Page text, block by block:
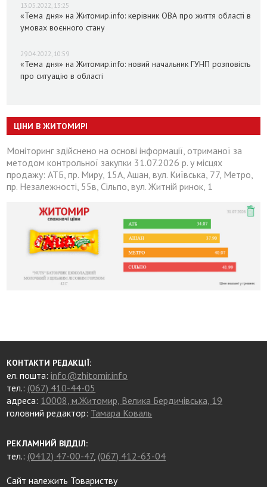
13.05.2022, 13:25
«Тема дня» на Житомир.info: керівник ОВА про життя області в
умовах воєнного стану
29.04.2022, 10:59
«Тема дня» на Житомир.info: новий начальник ГУНП розповість
про ситуацію в області
ЦІНИ В ЖИТОМИРІ
Моніторинг здійснено на основі інформації, отриманої за
методом контрольної закупки 31.07.2026 р. у місцях
продажу: АТБ, пр. Миру, 15А, Ашан, вул. Київська, 77, Метро,
пр. Незалежності, 55в, Сільпо, вул. Житній ринок, 1
КОНТАКТИ РЕДАКЦІЇ:
ел. пошта:info@zhitomir.info
тел.: (067) 410-44-05
адреса: 10008, м.Житомир, Велика Бердичівська, 19
головний редактор: Тамара Коваль
РЕКЛАМНИЙ ВІДДІЛ:
тел.: (0412) 47-00-47, (067) 412-63-04
Сайт належить Товариству